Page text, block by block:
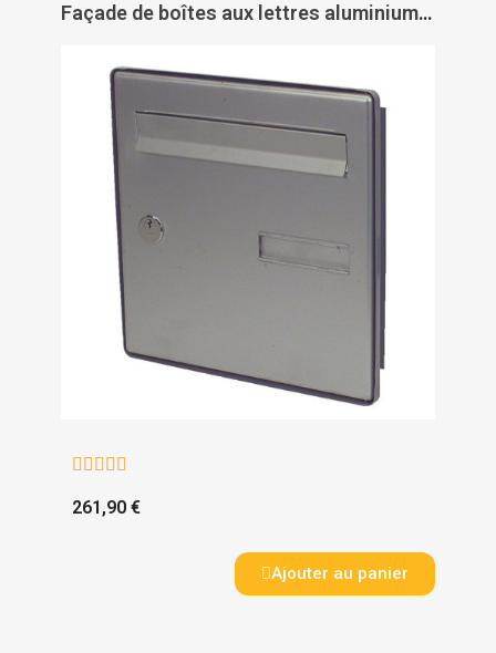
Façade de boîtes aux lettres aluminium ton argent - porte côté rue - DECAYEUX
    
261,90 €
Ajouter au panier